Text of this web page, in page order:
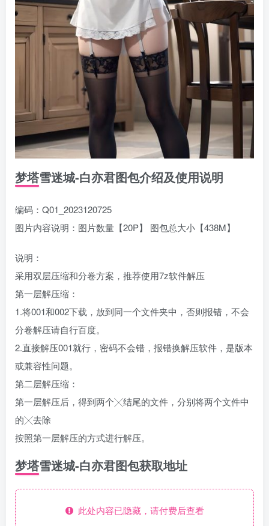
梦塔雪迷城-白亦君图包介绍及使用说明
编码：Q01_2023120725
图片内容说明：图片数量【20P】 图包总大小【438M】
说明：
采用双层压缩和分卷方案，推荐使用7z软件解压
第一层解压缩：
1.将001和002下载，放到同一个文件夹中，否则报错，不会
分卷解压请自行百度。
2.直接解压001就行，密码不会错，报错换解压软件，是版本
或兼容性问题。
第二层解压缩：
第一层解压后，得到两个╳结尾的文件，分别将两个文件中
的╳去除
按照第一层解压的方式进行解压。
梦塔雪迷城-白亦君图包获取地址
此处内容已隐藏，请付费后查看